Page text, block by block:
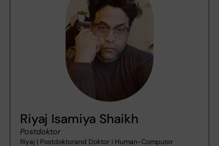
Riyaj Isamiya Shaikh
Postdoktor
Riyaj | Postdoktorand Doktor i Human-Computer